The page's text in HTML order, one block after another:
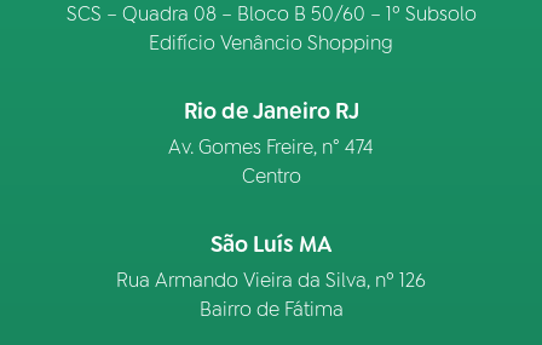
SCS – Quadra 08 – Bloco B 50/60 – 1º Subsolo
Edifício Venâncio Shopping
Rio de Janeiro RJ
Av. Gomes Freire, n° 474
Centro
São Luís MA
Rua Armando Vieira da Silva, nº 126
Bairro de Fátima